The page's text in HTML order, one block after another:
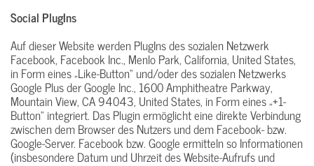
Social PlugIns
Auf dieser Website werden PlugIns des sozialen Netzwerk
Facebook, Facebook Inc., Menlo Park, California, United States,
in Form eines „Like-Button“ und/oder des sozialen Netzwerks
Google Plus der Google Inc., 1600 Amphitheatre Parkway,
Mountain View, CA 94043, United States, in Form eines „+1-
Button“ integriert. Das Plugin ermöglicht eine direkte Verbindung
zwischen dem Browser des Nutzers und dem Facebook- bzw.
Google-Server. Facebook bzw. Google ermitteln so Informationen
(insbesondere Datum und Uhrzeit des Website-Aufrufs und